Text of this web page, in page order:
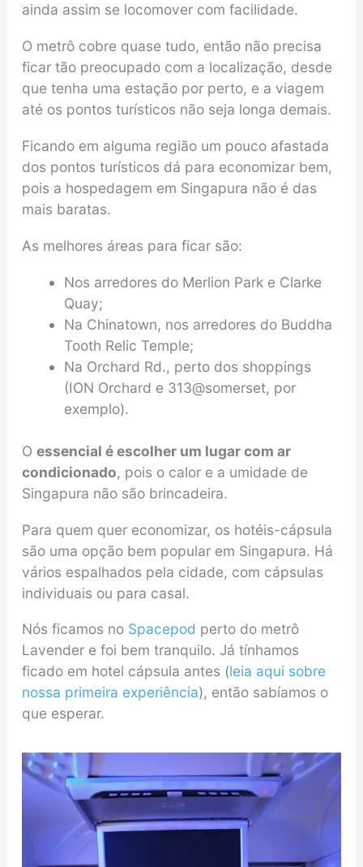
ainda assim se locomover com facilidade.
O metrô cobre quase tudo, então não precisa
ficar tão preocupado com a localização, desde
que tenha uma estação por perto, e a viagem
até os pontos turísticos não seja longa demais.
Ficando em alguma região um pouco afastada
dos pontos turísticos dá para economizar bem,
pois a hospedagem em Singapura não é das
mais baratas.
As melhores áreas para ficar são:
Nos arredores do Merlion Park e Clarke
Quay;
Na Chinatown, nos arredores do Buddha
Tooth Relic Temple;
Na Orchard Rd., perto dos shoppings
(ION Orchard e 313@somerset, por
exemplo).
O essencial é escolher um lugar com ar
condicionado, pois o calor e a umidade de
Singapura não são brincadeira.
Para quem quer economizar, os hotéis-cápsula
são uma opção bem popular em Singapura. Há
vários espalhados pela cidade, com cápsulas
individuais ou para casal.
Nós ficamos no Spacepod perto do metrô
Lavender e foi bem tranquilo. Já tínhamos
ficado em hotel cápsula antes (leia aqui sobre
nossa primeira experiência), então sabíamos o
que esperar.